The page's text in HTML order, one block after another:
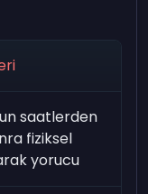
saatlerden
fiziksel
yorucu